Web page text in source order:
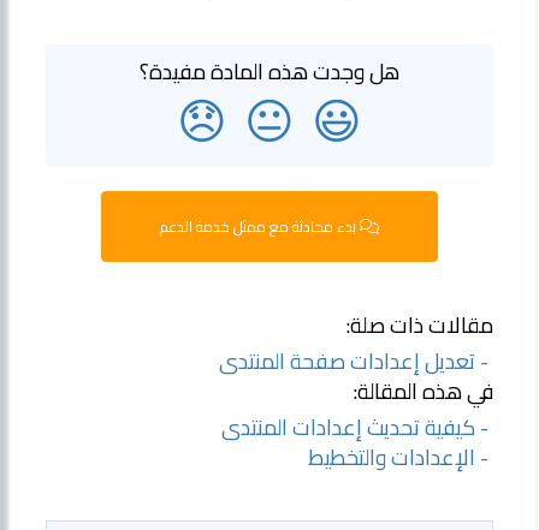
هل وجدت هذه المادة مفيدة؟
😃
😐
😞
بدء محادثة مع ممثل خدمة الدعم
مقالات ذات صلة:
- تعديل إعدادات صفحة المنتدى
في هذه المقالة:
- كيفية تحديث إعدادات المنتدى
- الإعدادات والتخطيط